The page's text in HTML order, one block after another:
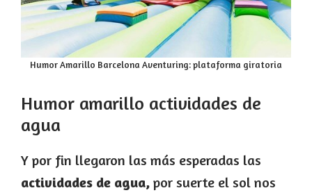
Humor Amarillo Barcelona Aventuring: plataforma giratoria
Humor amarillo actividades de
agua
Y por fin llegaron las más esperadas las
actividades de agua, por suerte el sol nos